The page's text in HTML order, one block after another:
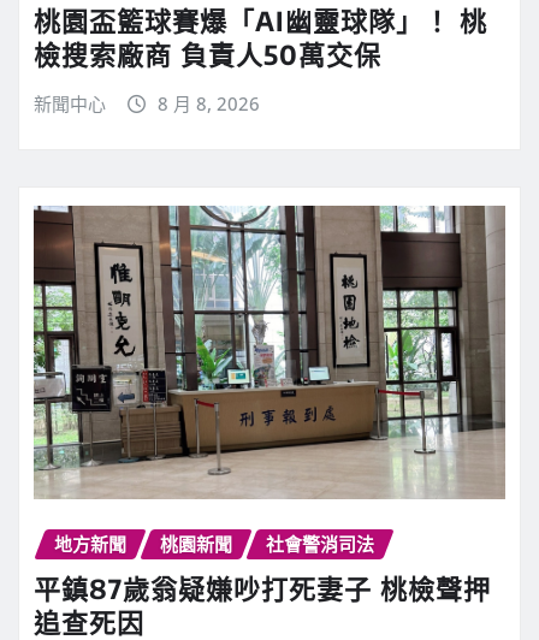
桃園盃籃球賽爆「AI幽靈球隊」！ 桃
檢搜索廠商 負責人50萬交保
新聞中心 8 月 8, 2026
地方新聞 桃園新聞 社會警消司法
平鎮87歲翁疑嫌吵打死妻子 桃檢聲押
追查死因